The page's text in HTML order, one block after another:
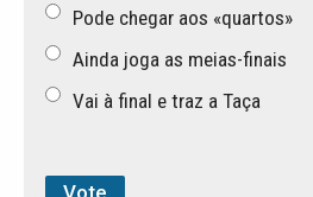
Pode chegar aos «quartos»
Ainda joga as meias-finais
Vai à final e traz a Taça